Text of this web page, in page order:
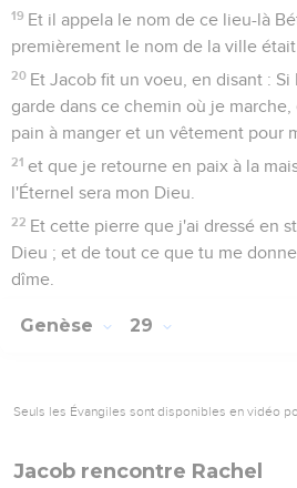
19 Et il appela le nom de ce lieu-là
premièrement le nom de la ville était
20 Et Jacob fit un voeu, en disant :
garde dans ce chemin où je
pain à manger et un vêtement pour
21 et que je retourne en paix à la
l'Éternel sera mon Dieu.
22 Et cette pierre que j'ai dressé en
Dieu ; et de tout ce que tu me
dîme.
Genèse 29
Seuls les Évangiles sont disponibles en vidéo
Jacob rencontre Rachel